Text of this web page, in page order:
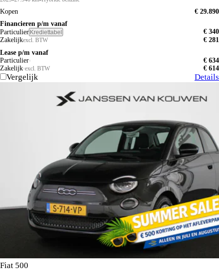
Kopen
€ 29.890
Financieren p/m vanaf
Particulier Krediettabel
€ 340
Zakelijkexcl. BTW
€ 281
Lease p/m vanaf
Particulier
€ 634
Zakelijk excl. BTW € 614
Vergelijk Details
Fiat 500